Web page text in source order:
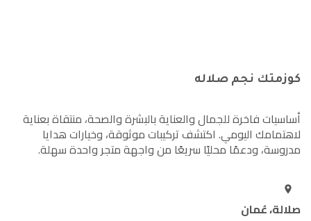
كوزمتك نجم صلاله
أساسيات فاخرة للجمال والعناية بالبشرة والصحة، منتقاة بعناية
لاهتمامك اليومي. اكتشف تركيبات موثوقة، وخيارات هدايا
مدروسة، ودعمًا محليًا سريعًا من واجهة متجر واحدة سهلة.
صلالة، عُمان